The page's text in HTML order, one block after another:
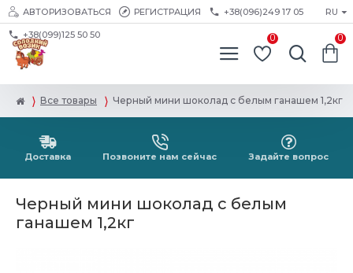
АВТОРИЗОВАТЬСЯ РЕГИСТРАЦИЯ +38(096)249 17 05
+38(099)125 50 50
RU
0 0
Все товары Черный мини шоколад с белым ганашем 1,2кг
Доставка Позвоните нам сейчас Задайте вопрос
Черный мини шоколад с белым
ганашем 1,2кг